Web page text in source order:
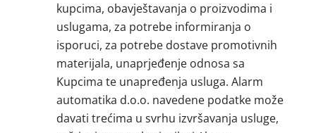
kupcima, obavještavanja o proizvodima i
uslugama, za potrebe informiranja o
isporuci, za potrebe dostave promotivnih
materijala, unaprjeđenje odnosa sa
Kupcima te unapređenja usluga. Alarm
automatika d.o.o. navedene podatke može
davati trećima u svrhu izvršavanja usluge,